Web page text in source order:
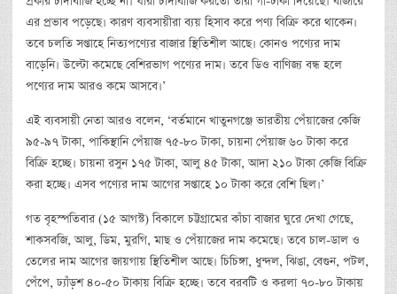
এর প্রভাব পড়েছে। কারণ ব্যবসায়ীরা ব্যয় হিসাব করে পণ্য বিক্রি করে থাকেন।
তবে চলতি সপ্তাহে নিত্যপণ্যের বাজার স্থিতিশীল আছে। কোনও পণ্যের দাম
বাড়েনি। উল্টো কমেছে বেশিরভাগ পণ্যের দাম। তবে ডিও বাণিজ্য বন্ধ হলে
পণ্যের দাম আরও কমে আসবে।’
এই ব্যবসায়ী নেতা আরও বলেন, ‘বর্তমানে খাতুনগঞ্জে ভারতীয় পেঁয়াজের কেজি
৯৫-৯৭ টাকা, পাকিস্থানি পেঁয়াজ ৭৫-৮০ টাকা, চায়না পেঁয়াজ ৬০ টাকা করে
বিক্রি হচ্ছে। চায়না রসুন ১৭৫ টাকা, আলু ৪৫ টাকা, আদা ২১০ টাকা কেজি বিক্রি
করা হচ্ছে। এসব পণ্যের দাম আগের সপ্তাহে ১০ টাকা করে বেশি ছিল।’
গত বৃহস্পতিবার (১৫ আগস্ট) বিকালে চট্টগ্রামের কাঁচা বাজার ঘুরে দেখা গেছে,
শাকসবজি, আলু, ডিম, মুরগি, মাছ ও পেঁয়াজের দাম কমেছে। তবে চাল-ডাল ও
তেলের দাম আগের জায়গায় স্থিতিশীল আছে। চিচিঙ্গা, ধুন্দল, ঝিঙা, বেগুন, পটল,
পেঁপে, ঢ্যাঁড়শ ৪০-৫০ টাকায় বিক্রি হচ্ছে। তবে বরবটি ও করলা ৭০-৮০ টাকায়